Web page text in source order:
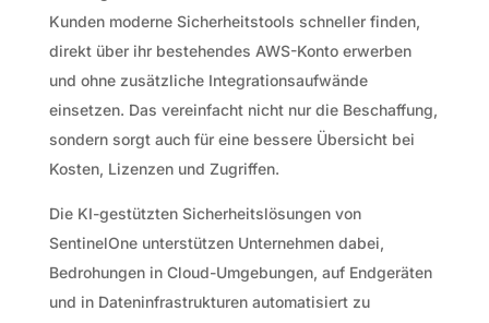
Kunden moderne Sicherheitstools schneller finden,
direkt über ihr bestehendes AWS-Konto erwerben
und ohne zusätzliche Integrationsaufwände
einsetzen. Das vereinfacht nicht nur die Beschaffung,
sondern sorgt auch für eine bessere Übersicht bei
Kosten, Lizenzen und Zugriffen.
Die KI-gestützten Sicherheitslösungen von
SentinelOne unterstützen Unternehmen dabei,
Bedrohungen in Cloud-Umgebungen, auf Endgeräten
und in Dateninfrastrukturen automatisiert zu